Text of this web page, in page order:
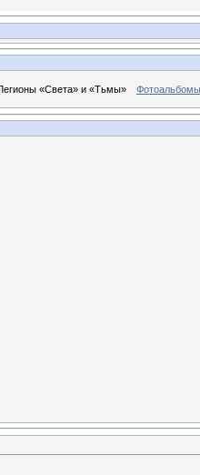
«Света» и «Тьмы» Фотоальбомы